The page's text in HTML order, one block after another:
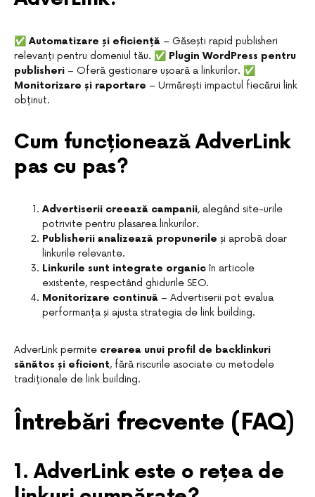
✅ Automatizare și eficiență – Găsești rapid publisheri
relevanți pentru domeniul tău. ✅ Plugin WordPress pentru
publisheri – Oferă gestionare ușoară a linkurilor. ✅
Monitorizare și raportare – Urmărești impactul fiecărui link
obținut.
Cum funcționează AdverLink
pas cu pas?
Advertiserii creează campanii, alegând site-urile
potrivite pentru plasarea linkurilor.
Publisherii analizează propunerile și aprobă doar
linkurile relevante.
Linkurile sunt integrate organicîn articole
existente, respectând ghidurile SEO.
Monitorizare continuă – Advertiserii pot evalua
performanța și ajusta strategia de link building.
AdverLink permite crearea unui profil de backlinkuri
sănătos și eficient, fără riscurile asociate cu metodele
tradiționale de link building.
Întrebări frecvente (FAQ)
1. AdverLink este o rețea de